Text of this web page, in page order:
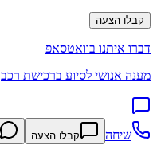
קבלו הצעה
דברו איתנו בוואטסאפ
מענה אנושי לסיוע ברכישת רכב
שיחה קבלו הצעה